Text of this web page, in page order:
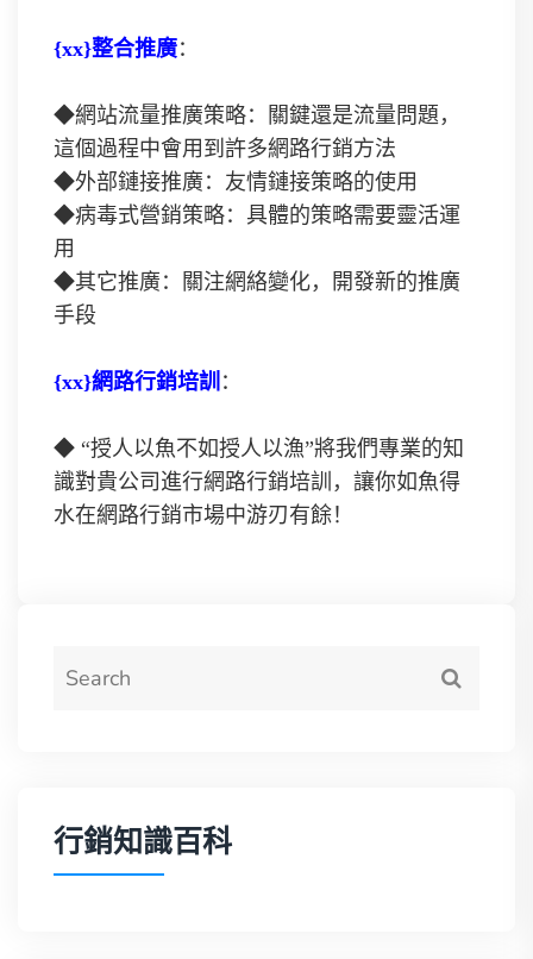
{xx}整合推廣：
◆網站流量推廣策略：關鍵還是流量問題，
這個過程中會用到許多網路行銷方法
◆外部鏈接推廣：友情鏈接策略的使用
◆病毒式營銷策略：具體的策略需要靈活運
用
◆其它推廣：關注網絡變化，開發新的推廣
手段
{xx}網路行銷培訓 ：
◆ “授人以魚不如授人以漁”將我們專業的知
識對貴公司進行網路行銷培訓，讓你如魚得
水在網路行銷市場中游刃有餘！
行銷知識百科